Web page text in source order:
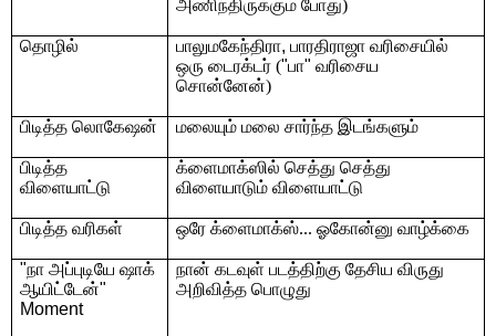
அணிந்திருக்கும் போது)
தொழில் பாலுமகேந்திரா,பாரதிராஜா வரிசையில்
ஒரு டைரக்டர் ("பா"வரிசைய
சொன்னேன்)
பிடித்த லொகேஷன் மலையும் மலை சார்ந்த இடங்களும்
பிடித்த
விளையாட்டு
க்ளைமாக்ஸில் செத்து செத்து
விளையாடும் விளையாட்டு
பிடித்த வரிகள் ஒரே க்ளைமாக்ஸ்... ஓகோன்னு வாழ்க்கை
"நா அப்புடியே ஷாக்
ஆயிட்டேன்"
Moment
நான் கடவுள் படத்திற்கு தேசிய விருது
அறிவித்த பொழுது